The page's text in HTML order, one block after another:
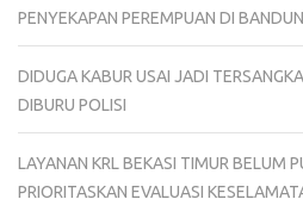
PENYEKAPAN PEREMPUAN DI
DIDUGA KABUR USAI JADI
DIBURU POLISI
LAYANAN KRL BEKASI TIMUR BELUM
PRIORITASKAN EVALUASI